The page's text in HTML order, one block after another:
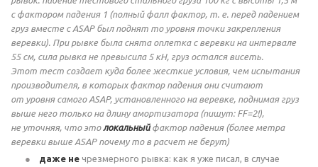
с фактором падения 1 (полный фалл фактор, т. е. перед падением
груз вместе с ASAP был поднят то уровня точки закрепления
веревки). При рывке была снята оплетка с веревки на интервале
55 см, сила рывка не превысила 5 кН, груз остался висеть.
Этот тест создает куда более жесткие условия, чем испытания
производителя, в которых фактор падения они считают
от уровня самого ASAP, установленного на веревке, поднимая груз
выше него только на длину амортизатора (пишут: FF=2!),
не уточняя, что этолокальныйфактор падения (более метра
веревки выше ASAP почему то в расчет не берут)
даже не чрезмерного рывка: как я уже писал, в случае